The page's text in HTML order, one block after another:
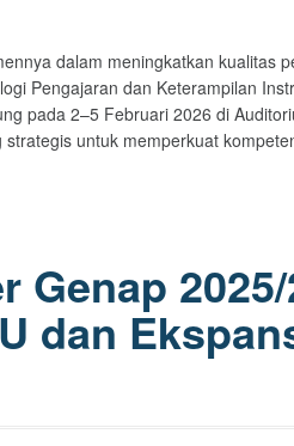
dalam meningkatkan kualitas
Pengajaran dan Keterampilan
pada 2–5 Februari 2026 di
untuk memperkuat
Genap
dan